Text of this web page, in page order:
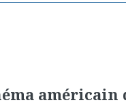
américain